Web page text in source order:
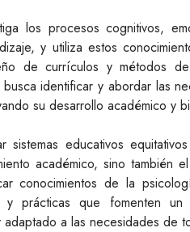
los procesos cognitivos,
y utiliza estos
de currículos y métodos
identificar y abordar las
su desarrollo académico y
sistemas educativos
académico, sino también
conocimientos de la
y prácticas que fomenten
adaptado a las necesidades de